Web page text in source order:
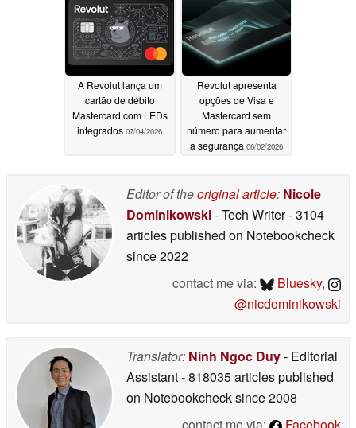
A Revolut lança um
cartão de débito
Mastercard com LEDs
integrados 07/04/2026
Revolut apresenta
opções de Visa e
Mastercard sem
número para aumentar
a segurança 06/02/2026
Editor of theoriginal article: Nicole
Dominikowski- Tech Writer- 3104
articles published on Notebookcheck
since 2022
contact me via:
Bluesky,
@nicdominikowski
Translator: Ninh Ngoc Duy- Editorial
Assistant- 818035 articles published
on Notebookchecksince 2008
contact me via:
Facebook